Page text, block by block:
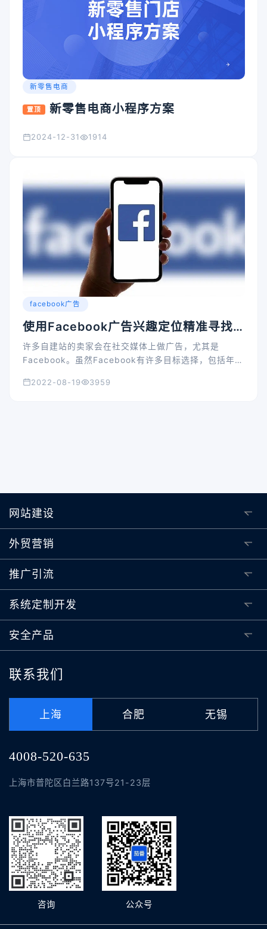
新零售电商
置顶 新零售电商小程序方案
2024-12-31 1914
facebook广告
使用Facebook广告兴趣定位精准寻找
潜在客户
许多自建站的卖家会在社交媒体上做广告，尤其是
Facebook。虽然Facebook有许多目标选择，包括年
已被证明是有效的，广告兴趣定位。 了解目标受众是非
2022-08-19 3959
网站建设
外贸营销
推广引流
系统定制开发
安全产品
联系我们
上海 合肥 无锡
4008-520-635
上海市普陀区白兰路137号21-23层
咨询 公众号